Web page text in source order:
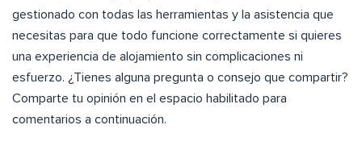
gestionado con todas las herramientas y la asistencia que
necesitas para que todo funcione correctamente si quieres
una experiencia de alojamiento sin complicaciones ni
esfuerzo. ¿Tienes alguna pregunta o consejo que compartir?
Comparte tu opinión en el espacio habilitado para
comentarios a continuación.